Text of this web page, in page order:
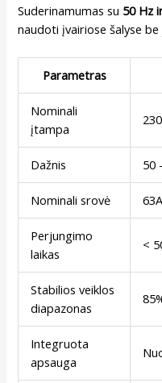
Suderinamumas su 50 Hz
naudoti įvairiose šalyse
Parametras
Nominali
įtampa
Dažnis 50
Nominali srovė 63A
Perjungimo
laikas
<
Stabilios veiklos
diapazonas
Integruota
apsauga